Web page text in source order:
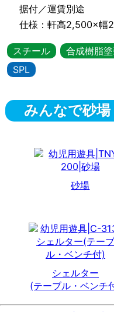
備・
遊
具
据付／運賃別途
仕様：軒高2,500×幅
スチール 合成樹脂
SPL
みんなで砂
砂場
シェルター
(テーブル・ベンチ